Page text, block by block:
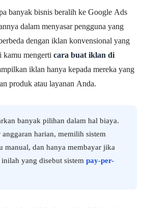
banyak bisnis beralih ke Google Ads
dalam menyasar pengguna yang
dengan iklan konvensional yang
kamu mengerti cara buat iklan di
iklan hanya kepada mereka yang
produk atau layanan Anda.
banyak pilihan dalam hal biaya.
harian, memilih sistem
manual, dan hanya membayar jika
yang disebut sistempay-per-